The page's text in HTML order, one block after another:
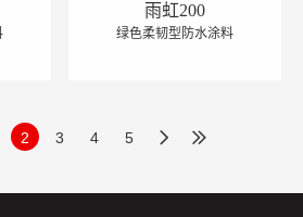
雨虹200
绿色柔韧型防水涂料
2 3 4 5